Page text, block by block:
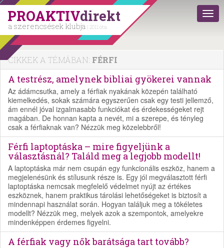
PROAKTIVdirekt
a szerencsések klubja | 2011 óta
CIKKEK A TÉMÁBAN: FÉRFI
A testrész, amelynek bibliai gyökerei vannak
Az ádámcsutka, amely a férfiak nyakának közepén található
kiemelkedés, sokak számára egyszerűen csak egy testi jellemző,
ám ennél jóval izgalmasabb funkciókat és érdekességeket rejt
magában. De honnan kapta a nevét, mi a szerepe, és tényleg
csak a férfiaknak van? Nézzük meg közelebbről!
Férfi laptoptáska – mire figyeljünk a
választásnál? Találd meg a legjobb modellt!
A laptoptáska már nem csupán egy funkcionális eszköz, hanem a
megjelenésünk és stílusunk része is. Egy jól megválasztott férfi
laptoptáska nemcsak megfelelő védelmet nyújt az értékes
eszköznek, hanem praktikus tárolási lehetőségeket is biztosít a
mindennapi használat során. Hogyan találjuk meg a tökéletes
modellt? Nézzük meg, melyek azok a szempontok, amelyekre
mindenképpen érdemes figyelni.
A férfiak vagy nők barátsága tart tovább?